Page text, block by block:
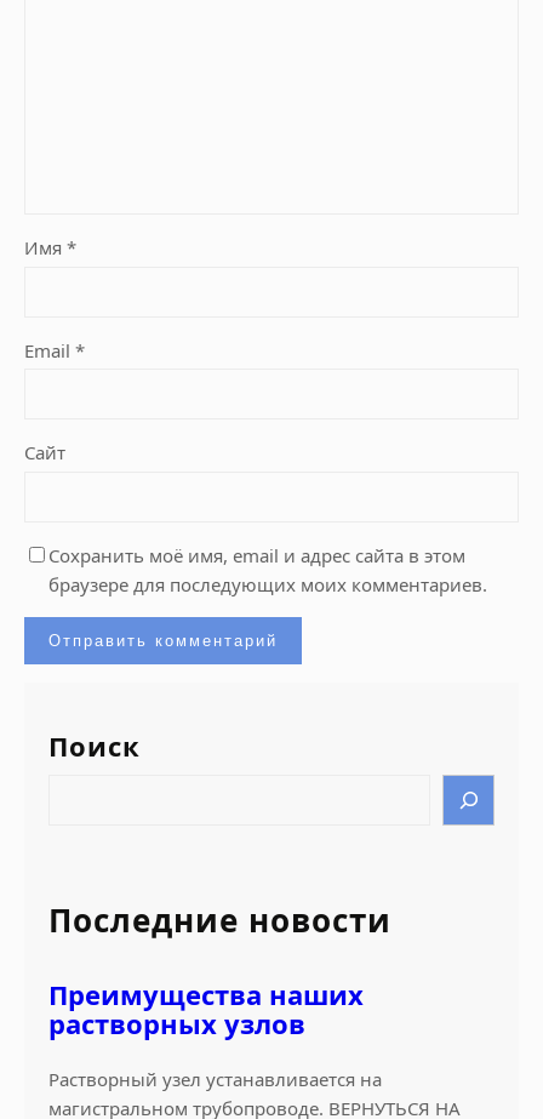
Имя *
Email *
Сайт
Сохранить моё имя, email и адрес сайта в этом
браузере для последующих моих комментариев.
Поиск
c
h
Последние новости
Преимущества наших
растворных узлов
Растворный узел устанавливается на
магистральном трубопроводе. ВЕРНУТЬСЯ НА